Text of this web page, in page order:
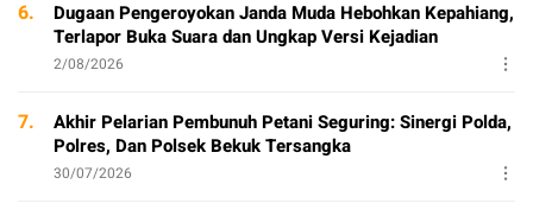
6.
Dugaan Pengeroyokan Janda Muda Hebohkan Kepahiang,
Terlapor Buka Suara dan Ungkap Versi Kejadian
2/08/2026
7.
Akhir Pelarian Pembunuh Petani Seguring: Sinergi Polda,
Polres, Dan Polsek Bekuk Tersangka
30/07/2026